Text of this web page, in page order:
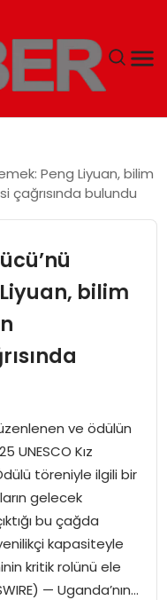
Peng Liyuan, bilim
çağrısında bulundu
bilim
ve ödülün
UNESCO Kız
töreniyle ilgili bir
gelecek
bu çağda
kapasiteyle
kritik rolünü ele
— Uganda’nın…